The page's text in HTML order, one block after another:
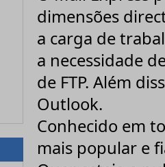
dimensões
a carga de
a necessidade
de FTP. Além
Outlook.
Conhecido em
mais popular e